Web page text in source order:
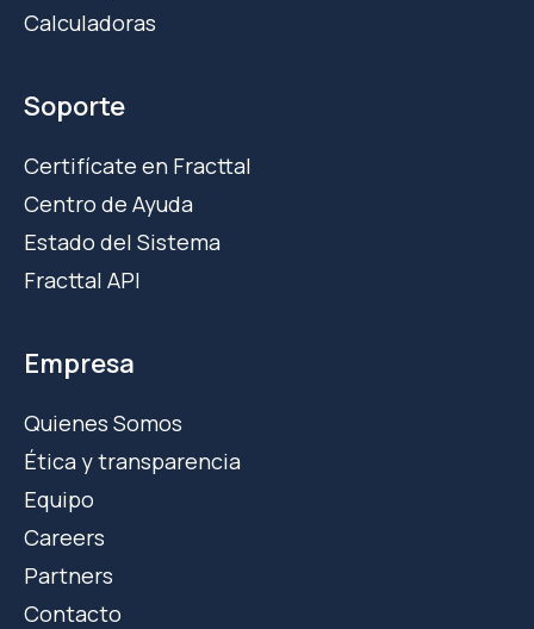
Calculadoras
Soporte
Certifícate en Fracttal
Centro de Ayuda
Estado del Sistema
Fracttal API
Empresa
Quienes Somos
Ética y transparencia
Equipo
Careers
Partners
Contacto